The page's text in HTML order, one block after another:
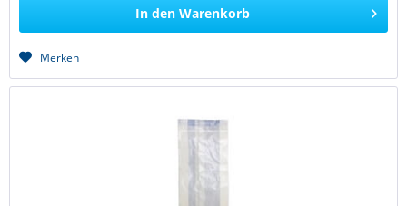
In den Warenkorb
Merken